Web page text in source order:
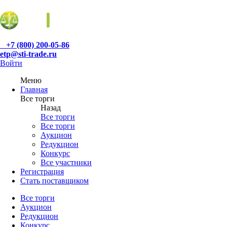
+7 (800) 200-05-86
etp@sti-trade.ru
Войти
Меню
Главная
Все торги
Назад
Все торги
Все торги
Аукцион
Редукцион
Конкурс
Все участники
Регистрация
Стать поставщиком
Все торги
Аукцион
Редукцион
Конкурс